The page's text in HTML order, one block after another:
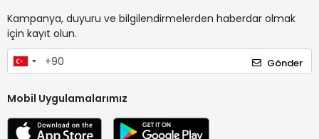
Kampanya, duyuru ve bilgilendirmelerden haberdar olmak
için kayıt olun.
Gönder
Mobil Uygulamalarımız